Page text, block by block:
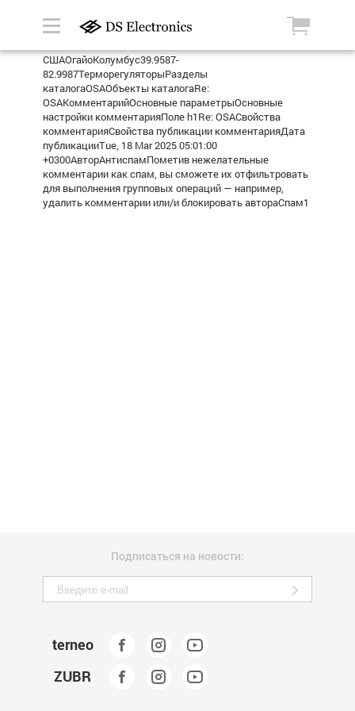
СШАОгайоКолумбус39.9587-
82.9987ТерморегуляторыРазделы
каталогаOSAОбъекты каталогаRe:
OSAКомментарийОсновные параметрыОсновные
настройки комментарияПоле h1Re: OSAСвойства
комментарияСвойства публикации комментарияДата
публикацииTue, 18 Mar 2025 05:01:00
+0300АвторАнтиспамПометив нежелательные
комментарии как спам, вы сможете их отфильтровать
для выполнения групповых операций — например,
удалить комментарии или/и блокировать автораСпам1
Подписаться на новости:
terneo
ZUBR